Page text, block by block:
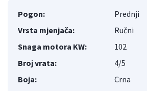
Pogon:
Prednji
Vrsta mjenjača:
Ručni
Snaga motora KW:
102
Broj vrata:
4/5
Boja:
Crna